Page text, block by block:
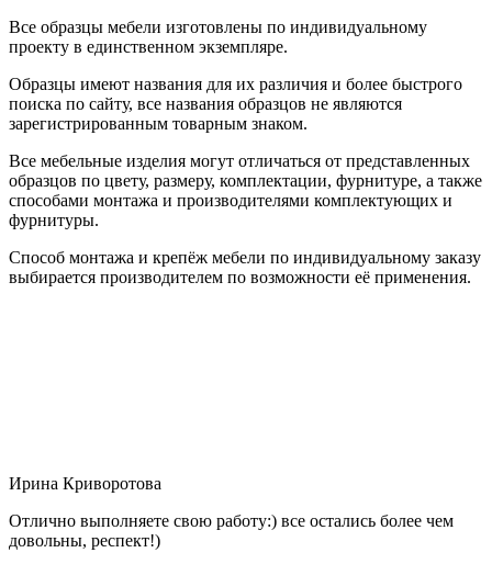
Все образцы мебели изготовлены по индивидуальному
проекту в единственном экземпляре.
Образцы имеют названия для их различия и более быстрого
поиска по сайту, все названия образцов не являются
зарегистрированным товарным знаком.
Все мебельные изделия могут отличаться от представленных
образцов по цвету, размеру, комплектации, фурнитуре, а также
способами монтажа и производителями комплектующих и
фурнитуры.
Способ монтажа и крепёж мебели по индивидуальному заказу
выбирается производителем по возможности её применения.
Ирина Криворотова
Отлично выполняете свою работу:) все остались более чем
довольны, респект!)